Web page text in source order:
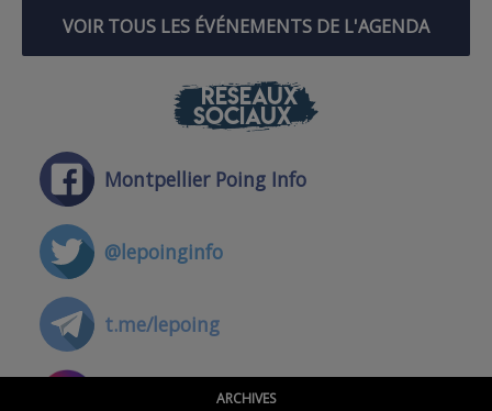
VOIR TOUS LES ÉVÉNEMENTS DE L'AGENDA
RÉSEAUX
SOCIAUX
Montpellier Poing Info
@lepoinginfo
t.me/lepoing
@montpellierpoinginfo
ARCHIVES